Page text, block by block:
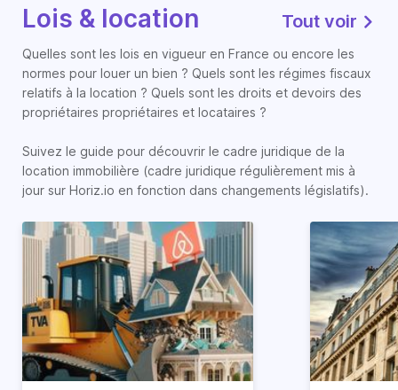
Lois & location Tout voir
Quelles sont les lois en vigueur en France ou encore les
normes pour louer un bien ? Quels sont les régimes fiscaux
relatifs à la location ? Quels sont les droits et devoirs des
propriétaires propriétaires et locataires ?
Suivez le guide pour découvrir le cadre juridique de la
location immobilière (cadre juridique régulièrement mis à
jour sur Horiz.io en fonction dans changements législatifs).